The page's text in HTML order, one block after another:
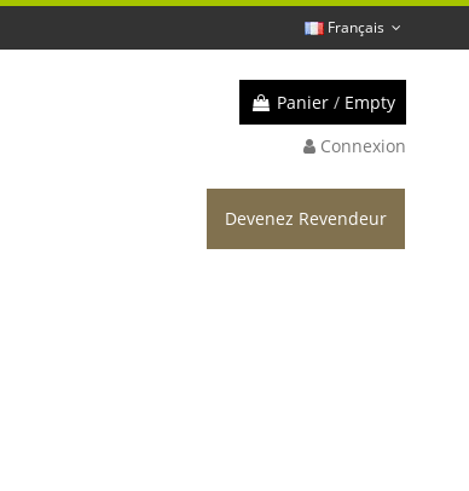
Français
Panier / Empty
Connexion
Devenez Revendeur